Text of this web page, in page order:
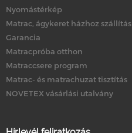
Nyomástérkép
Matrac, ágykeret házhoz szállítás
Garancia
Matracpróba otthon
Matraccsere program
Matrac- és matrachuzat tisztítás
NOVETEX vásárlási utalvány